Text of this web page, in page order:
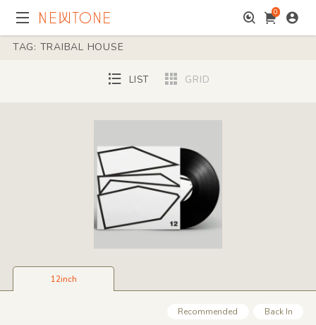
0
TAG: TRAIBAL HOUSE
LIST GRID
12inch
Recommended Back In